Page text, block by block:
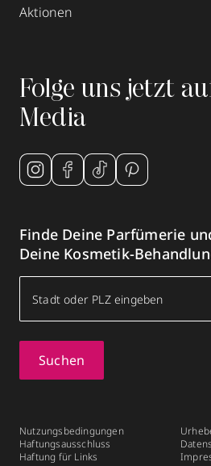
Aktionen
Folge uns jetzt
Media
Finde Deine Parfümerie
Deine Kosmetik-
Suchen
Nutzungsbedingungen
Haftungsausschluss
Haftung für Links